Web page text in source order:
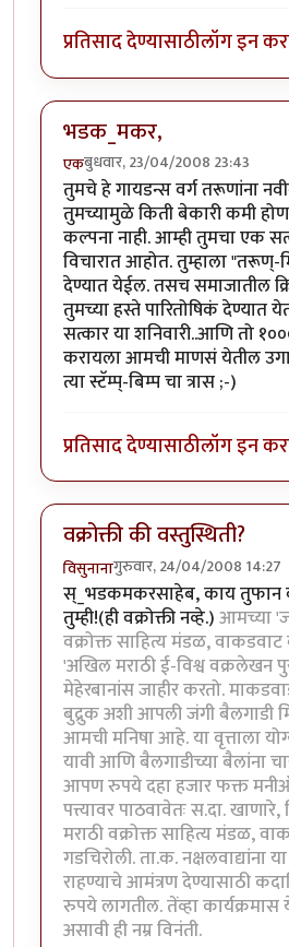
प्रतिसाद देण्यासाठीलॉग इन
भडक_मकर,
एकबुधवार, 23/04/2008 23:43
तुमचे हे गायडन्स वर्ग तरूणांना
तुमच्यामुळे किती बेकारी कमी
कल्पना नाही. आम्ही तुमचा एक
विचारात आहोत. तुम्हाला "तरूण्-
देण्यात येईल. तसच समाजातील
तुमच्या हस्ते पारितोषिकं देण्यात
सत्कार या शनिवारी..आणि तो
करायला आमची माणसं येतील
त्या स्टॅम्प्-बिम्प चा त्रास ;-)
प्रतिसाद देण्यासाठीलॉग इन
वक्रोक्ती की वस्तुस्थिती?
विसुनानागुरुवार, 24/04/2008 14:27
स्_भडकमकरसाहेब, काय तुफान
तुम्ही!(ही वक्रोक्ती नव्हे.)आमच्या
वक्रोक्त साहित्य मंडळ,
'अखिल मराठी ई-विश्व वक्रलेखन
मेहेरबानांस जाहीर करतो.
बुद्रुक अशी आपली जंगी बैलगाडी
आमची मनिषा आहे. या वृत्ताला
यावी आणि बैलगाडीच्या बैलांना
आपण रुपये दहा हजार फक्त
पत्त्यावर पाठवावेतः स.दा.
मराठी वक्रोक्त साहित्य मंडळ,
गडचिरोली. ता.क. नक्षलवाद्यांना
राहण्याचे आमंत्रण देण्यासाठी
रुपये लागतील. तेंव्हा कार्यक्रमास
असावी ही नम्र विनंती.